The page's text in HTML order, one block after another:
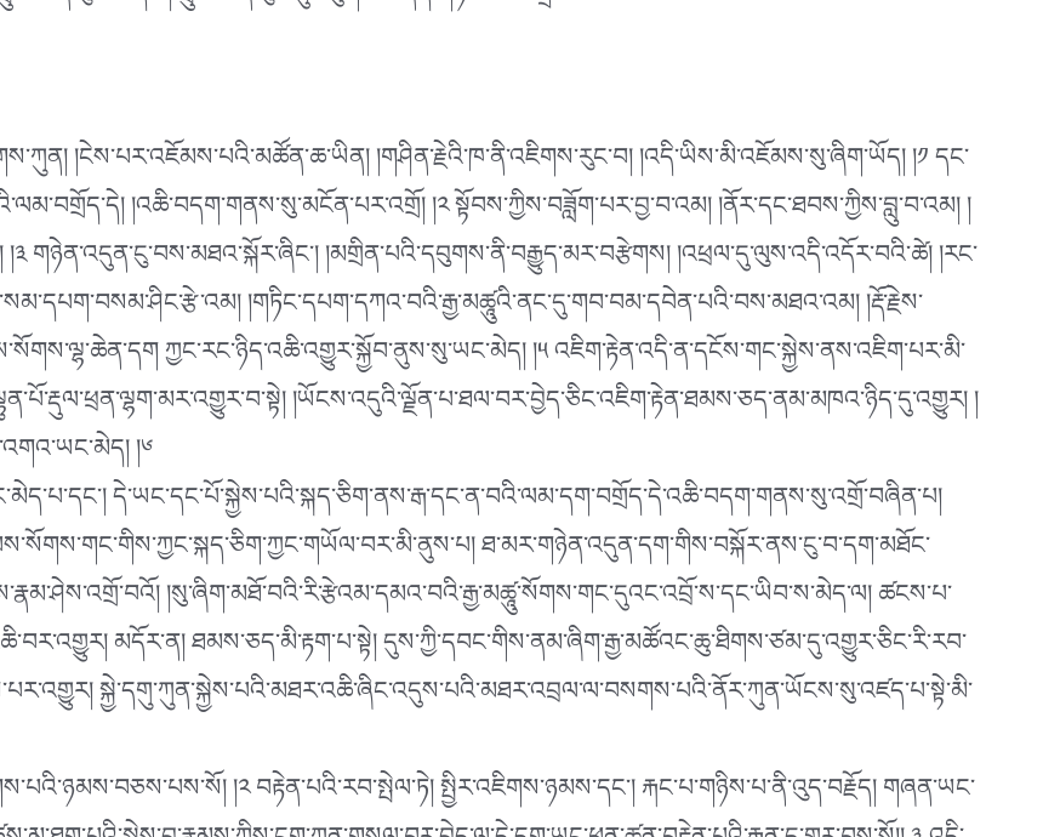
།ངེས་པར་འཇོམས་པའི་མཚོན་ཆ་ཡིན། །གཤིན་རྗེའི་ཁ་ནི་འཇིགས་རུང་བ། །འདི་ཡིས་མི་འཇོམས་སུ་ཞིག་ཡོད། །༡ དང་
།འཆི་བདག་གནས་སུ་མངོན་པར་འགྲོ། །༢ སྟོབས་ཀྱིས་བཟློག་པར་བྱ་བ་འམ། །ནོར་དང་ཐབས་ཀྱིས་བླུ་བ་འམ། །
གཉེན་འདུན་ངུ་བས་མཐའ་སྐོར་ཞིང༌། །མགྲིན་པའི་དབུགས་ནི་བརྒྱུད་མར་བརྩེགས། །འཕྲལ་དུ་ལུས་འདི་འདོར་བའི་ཚེ། །རང་
།གཏིང་དཔག་དཀའ་བའི་རྒྱ་མཚཱུའི་ནང་དུ་གབ་བམ་དབེན་པའི་བས་མཐའ་འམ། །རྡོ་རྗེས་
ཀྱང་རང་ཉིད་འཆི་འགྱུར་སྐྱོབ་ནུས་སུ་ཡང་མེད། །༥ འཇིག་རྟེན་འདི་ན་དངོས་གང་སྐྱེས་ནས་འཇིག་པར་མི་
།ཡོངས་འདུའི་ལྗོན་པ་ཐལ་བར་བྱེད་ཅིང་འཇིག་རྟེན་ཐམས་ཅད་ནམ་མཁའ་ཉིད་དུ་འགྱུར། །
།༦
དེ་ཡང་དང་པོ་སྐྱེས་པའི་སྐད་ཅིག་ནས་རྒ་དང་ན་བའི་ལམ་དག་བགྲོད་དེ་འཆི་བདག་གནས་སུ་འགྲོ་བཞིན་པ།
ཐ་མར་གཉེན་འདུན་དག་གིས་བསྐོར་ནས་ངུ་བ་དག་མཐོང་
།སུ་ཞིག་མཐོ་བའི་རི་རྩེའམ་དམའ་བའི་རྒྱ་མཚཱུ་སོགས་གང་དུའང་འབྲོ་ས་དང་ཡིབ་ས་མེད་ལ། ཚངས་པ་
མདོར་ན། ཐམས་ཅད་མི་རྟག་པ་སྟེ། དུས་ཀྱི་དབང་གིས་ནམ་ཞིག་རྒྱ་མཚོའང་ཆུ་ཐིགས་ཙམ་དུ་འགྱུར་ཅིང་རི་རབ་
སྐྱེ་དགུ་ཀུན་སྐྱེས་པའི་མཐར་འཆི་ཞིང་འདུས་པའི་མཐར་འབྲལ་ལ་བསགས་པའི་ནོར་ཀུན་ཡོངས་སུ་འཛད་པ་སྟེ་མི་
།༢ བརྟེན་པའི་རབ་སྤེལ་ཏེ། སྤྱིར་འཇིགས་ཉམས་དང༌། རྐང་པ་གཉིས་པ་ནི་འུད་བརྗོད། གཞན་ཡང་